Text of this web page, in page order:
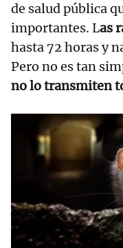
de salud pública
importantes. Las
hasta 72 horas y
Pero no es tan
no lo transmiten